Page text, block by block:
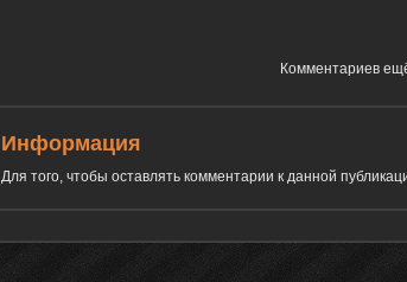
Комментариев
Информация
Для того, чтобы оставлять комментарии к данной